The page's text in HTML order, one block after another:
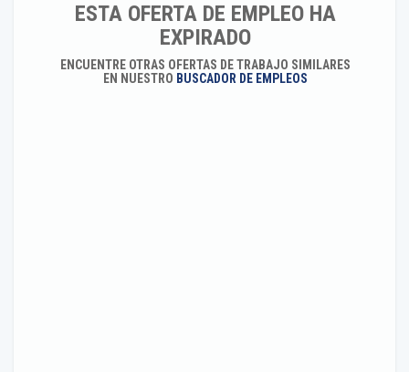
ESTA OFERTA DE EMPLEO HA
EXPIRADO
ENCUENTRE OTRAS OFERTAS DE TRABAJO SIMILARES
EN NUESTRO BUSCADOR DE EMPLEOS